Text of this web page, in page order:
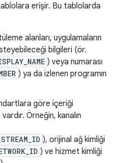
erişir. Bu tablolarda
alanları, uygulamaların
bilgileri (ör.
) veya numarası
) ya da izlenen programın
göre içeriği
Örneğin, kanalın
), orijinal ağ kimliği
) ve hizmet kimliği